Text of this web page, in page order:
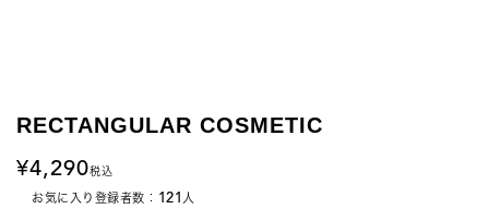
RECTANGULAR COSMETIC
4,290税込
お気に入り登録者数： 121 人